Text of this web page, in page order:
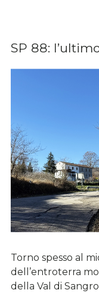
SP 88:
Torno spesso al
dell’entroterra
della Val di